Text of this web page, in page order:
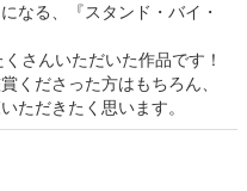
なる、『スタンド・バイ・
さんいただいた作品です！
くださった方はもちろん、
ただきたく思います。